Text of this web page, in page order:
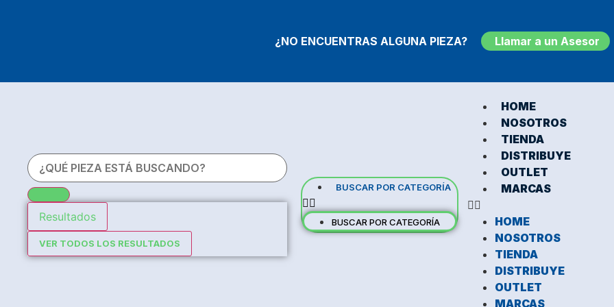
¿NO ENCUENTRAS ALGUNA PIEZA? Llamar a un Asesor
Resultados
VER TODOS LOS RESULTADOS
BUSCAR POR CATEGORÍA
BUSCAR POR CATEGORÍA
HOME
NOSOTROS
TIENDA
DISTRIBUYE
OUTLET
MARCAS
HOME
NOSOTROS
TIENDA
DISTRIBUYE
OUTLET
MARCAS